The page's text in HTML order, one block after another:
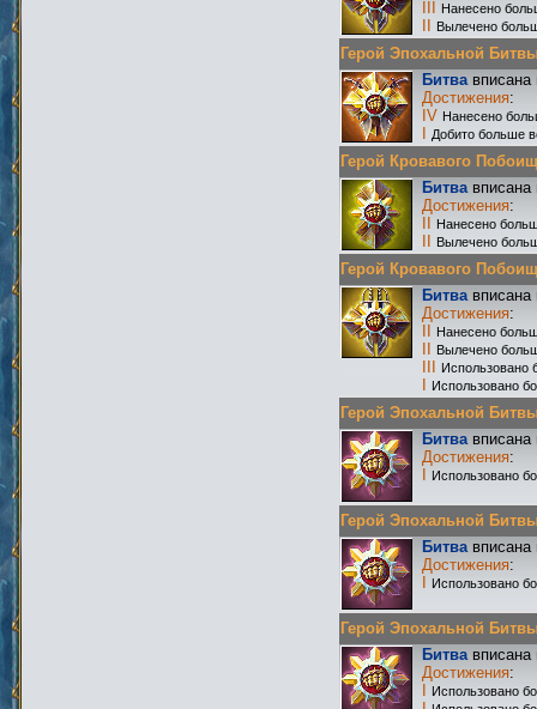
Нанесено
Вылечено
Герой Эпохальной
Битвавписана
Достижения:
IV Нанесено
Добито больше
Герой Кровавого
Битвавписана
Достижения:
Нанесено
Вылечено
Герой Кровавого
Битвавписана
Достижения:
Нанесено
Вылечено
Использовано
Использовано
Герой Эпохальной
Битвавписана
Достижения:
Использовано
Герой Эпохальной
Битвавписана
Достижения:
Использовано
Герой Эпохальной
Битвавписана
Достижения:
Использовано